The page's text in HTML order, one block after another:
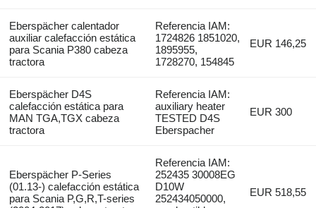
Eberspächer calentador
auxiliar calefacción estática
para Scania P380 cabeza
tractora
Referencia IAM:
1724826 1851020,
1895955,
1728270, 154845
EUR 146,25
Eberspächer D4S
calefacción estática para
MAN TGA,TGX cabeza
tractora
Referencia IAM:
auxiliary heater
TESTED D4S
Eberspacher
EUR 300
Eberspächer P-Series
(01.13-) calefacción estática
para Scania P,G,R,T-series
Referencia IAM:
252435 30008EG
D10W
252434050000,
EUR 518,55